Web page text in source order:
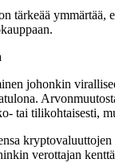
tärkeää
johonkin
tai tilikohtaisesti,
verottajan